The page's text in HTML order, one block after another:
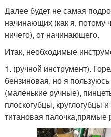
Далее будет не самая
начинающих (как я, потому
ничего), от начинающего.
Итак, необходимые
1. (ручной инструмент).
бензиновая, но я
(маленькие ручные),
плоскогубцы, круглогубцы
титановая палочка,прямые